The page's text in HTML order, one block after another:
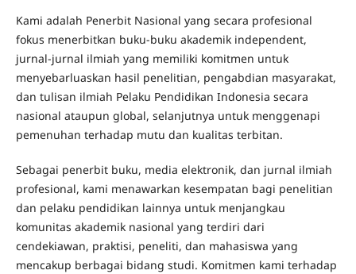
Kami adalah Penerbit Nasional yang secara profesional
fokus menerbitkan buku-buku akademik independent,
jurnal-jurnal ilmiah yang memiliki komitmen untuk
menyebarluaskan hasil penelitian, pengabdian masyarakat,
dan tulisan ilmiah Pelaku Pendidikan Indonesia secara
nasional ataupun global, selanjutnya untuk menggenapi
pemenuhan terhadap mutu dan kualitas terbitan.
Sebagai penerbit buku, media elektronik, dan jurnal ilmiah
profesional, kami menawarkan kesempatan bagi penelitian
dan pelaku pendidikan lainnya untuk menjangkau
komunitas akademik nasional yang terdiri dari
cendekiawan, praktisi, peneliti, dan mahasiswa yang
mencakup berbagai bidang studi. Komitmen kami terhadap